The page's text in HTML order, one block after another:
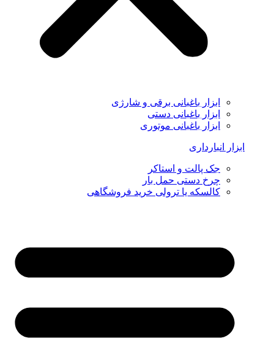
ابزار باغبانی برقی و شارژی
ابزار باغبانی دستی
ابزار باغبانی موتوری
ابزار انبارداری
جک پالت و استاکر
چرخ دستی حمل بار
کالسکه یا ترولی خرید فروشگاهی